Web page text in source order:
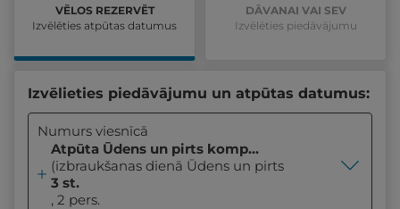
VĒLOS REZERVĒT
Izvēlēties atpūtas datumus
DĀVANAI VAI SEV
Izvēlēties piedāvājumu
Izvēlieties piedāvājumu un atpūtas datumus:
Numurs viesnīcā
Atpūta Ūdens un pirts kompleksā
(izbraukšanas dienā Ūdens un pirts kompleksa un
3 st.
, 2 pers.